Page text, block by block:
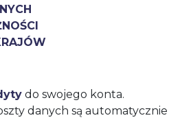
do swojego konta.
danych są automatycznie